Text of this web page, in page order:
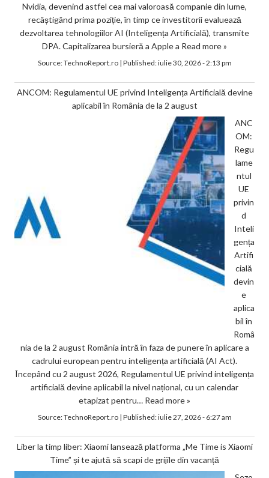
Nvidia, devenind astfel cea mai valoroasă companie din lume,
recâștigând prima poziție, în timp ce investitorii evaluează
dezvoltarea tehnologiilor AI (Inteligența Artificială), transmite
DPA. Capitalizarea bursieră a Apple a Read more »
Source:TechnoReport.ro| Published:iulie 30, 2026 - 2:13 pm
ANCOM: Regulamentul UE privind Inteligența Artificială devine
aplicabil în România de la 2 august
ANC
OM:
Regu
lame
ntul
UE
privin
d
Inteli
gența
Artifi
cială
devin
e
aplica
bil în
Româ
nia de la 2 august România intră în faza de punere în aplicare a
cadrului european pentru inteligența artificială (AI Act).
Începând cu 2 august 2026, Regulamentul UE privind inteligența
artificială devine aplicabil la nivel național, cu un calendar
etapizat pentru… Read more »
Source:TechnoReport.ro| Published:iulie 27, 2026 - 6:27 am
Liber la timp liber: Xiaomi lansează platforma „Me Time is Xiaomi
Time” și te ajută să scapi de grijile din vacanță